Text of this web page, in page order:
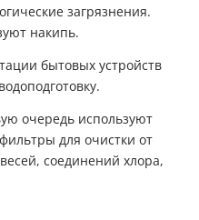
загрязнения.
накипь.
бытовых устройств
очередь используют
для очистки от
соединений хлора,